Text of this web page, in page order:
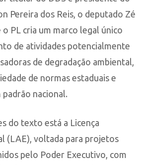
Pereira dos Reis, o deputado Zé
PL cria um marco legal único
de atividades potencialmente
de degradação ambiental,
de normas estaduais e
nacional.
do texto está a Licença
(LAE), voltada para projetos
pelo Poder Executivo, com